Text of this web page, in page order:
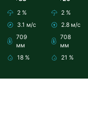
2 %
3.1 м/с
709
мм
18 %
2 %
2.8 м/с
708
мм
21 %